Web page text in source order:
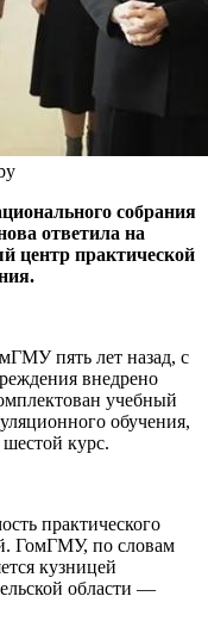
собрания
ответила на
центр практической
пять лет назад, с
внедрено
учебный
обучения,
курс.
практического
ГомГМУ, по словам
кузницей
области —